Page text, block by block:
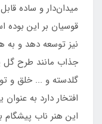
میدان‌دار و ساده
قوسیان بر این
نیز توسعه دهد و به
جذاب مانند طرح گل
گلدسته و ... خلق و
افتخار دارد به
این هنر ناب پیشگام